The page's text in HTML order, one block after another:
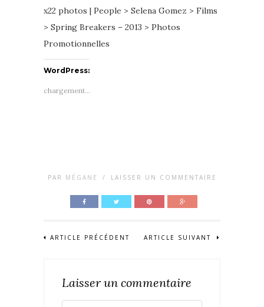
x22 photos | People > Selena Gomez > Films
> Spring Breakers – 2013 > Photos
Promotionnelles
WordPress:
chargement…
PAR MÉGANE / LAISSER UN COMMENTAIRE
ARTICLE PRÉCÉDENT ARTICLE SUIVANT
Laisser un commentaire